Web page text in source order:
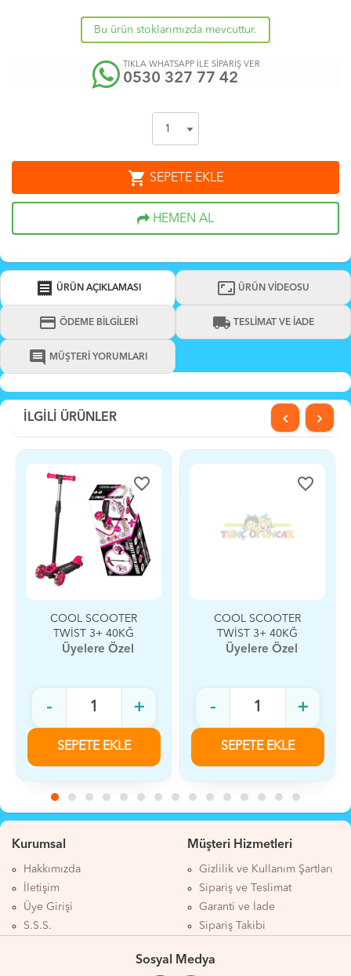
Bu ürün stoklarımızda mevcuttur.
TIKLA WHATSAPP İLE SİPARİŞ VER
0530 327 77 42
shopping_cart SEPETE EKLE
HEMEN AL
receipt ÜRÜN AÇIKLAMASI aspect_ratio ÜRÜN VİDEOSU
credit_card ÖDEME BİLGİLERİ local_shipping TESLİMAT VE İADE
comment MÜŞTERİ YORUMLARI
İLGİLİ ÜRÜNLER
favorite_border
COOL SCOOTER
TWİST 3+ 40KĞ
PEMBE
Üyelere Özel
- +
SEPETE EKLE
favorite_border
COOL SCOOTER
TWİST 3+ 40KĞ
TURUNCU
Üyelere Özel
- +
SEPETE EKLE
Kurumsal
Hakkımızda
İletişim
Üye Girişi
S.S.S.
Müşteri Hizmetleri
Gizlilik ve Kullanım Şartları
Sipariş ve Teslimat
Garanti ve İade
Sipariş Takibi
Sosyal Medya